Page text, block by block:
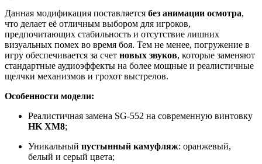
Данная модификация поставляется без анимации осмотра,
что делает её отличным выбором для игроков,
предпочитающих стабильность и отсутствие лишних
визуальных помех во время боя. Тем не менее, погружение в
игру обеспечивается за счет новых звуков, которые заменяют
стандартные аудиоэффекты на более мощные и реалистичные
щелчки механизмов и грохот выстрелов.
Особенности модели:
Реалистичная замена SG-552 на современную винтовку
HK XM8;
Уникальный пустынный камуфляж: оранжевый,
белый и серый цвета;